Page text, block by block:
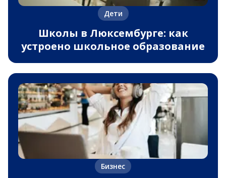
Дети
Школы в Люксембурге: как
устроено школьное образование
Бизнес